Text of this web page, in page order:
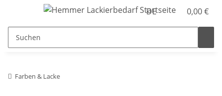
DE 0,00 €
Farben & Lacke